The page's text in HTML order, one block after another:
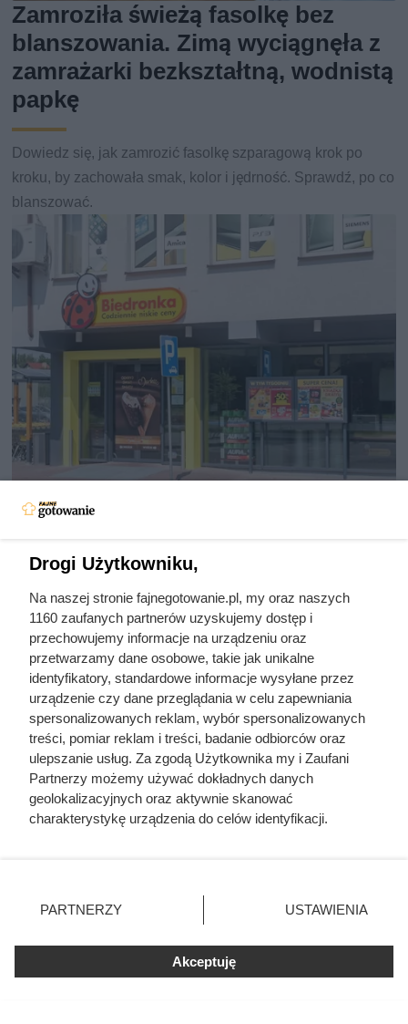
Zamroziła świeżą fasolkę bez
blanszowania. Zimą wyciągnęła z
zamrażarki bezkształtną, wodnistą
papkę
Dowiedz się, jak zamrozić fasolkę szparagową krok po
kroku, by zachowała smak, kolor i jędrność. Sprawdź, po co
blanszować.
Drugi produkt za 1 zł? W tej
wprowadziła ograniczenie do 4
paczek
W Biedronce przez cały tydzień trwa super promocja.
Druga sztuka kosztuje tylko 1 zł, a oprócz tego
zaoszczędzisz nawet do 90%.
Drogi Użytkowniku,
Na naszej stronie fajnegotowanie.pl, my oraz naszych
1160 zaufanych partnerów uzyskujemy dostęp i
przechowujemy informacje na urządzeniu oraz
przetwarzamy dane osobowe, takie jak unikalne
identyfikatory, standardowe informacje wysyłane przez
urządzenie czy dane przeglądania w celu zapewniania
spersonalizowanych reklam, wybór spersonalizowanych
treści, pomiar reklam i treści, badanie odbiorców oraz
ulepszanie usług. Za zgodą Użytkownika my i Zaufani
Partnerzy możemy używać dokładnych danych
geolokalizacyjnych oraz aktywnie skanować
charakterystykę urządzenia do celów identyfikacji.
zmienić/wycofać klikając przycisk ustawień prywatności
znajdujący się w lewym dolnym rogu strony
rodzaje przetwarzania danych nie wymagają zgody
użytkownika, ale masz prawo sprzeciwić się takiemu
przetwarzaniu. Preferencje będą miały zastosowania tylko
PARTNERZY USTAWIENIA
Akceptuję